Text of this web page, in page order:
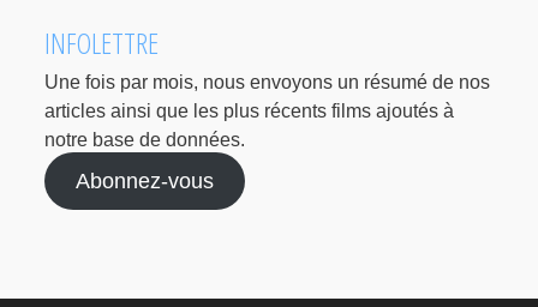
INFOLETTRE
Une fois par mois, nous envoyons un résumé de nos
articles ainsi que les plus récents films ajoutés à
notre base de données.
Abonnez-vous